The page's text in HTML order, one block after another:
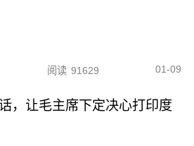
阅读 91629 01-09
，让毛主席下定决心打印度